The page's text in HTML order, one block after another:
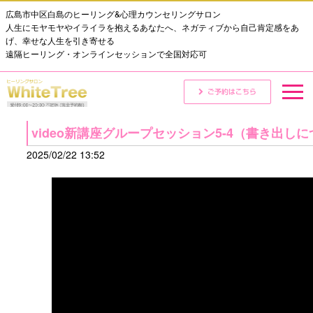
広島市中区白島のヒーリング&心理カウンセリングサロン
人生にモヤモヤやイライラを抱えるあなたへ、ネガティブから自己肯定感をあ
げ、幸せな人生を引き寄せる
遠隔ヒーリング・オンラインセッションで全国対応可
video新講座グループセッション5-4（書き出し
2025/02/22 13:52